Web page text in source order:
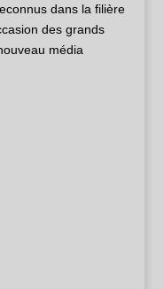
dans la filière
des grands
média